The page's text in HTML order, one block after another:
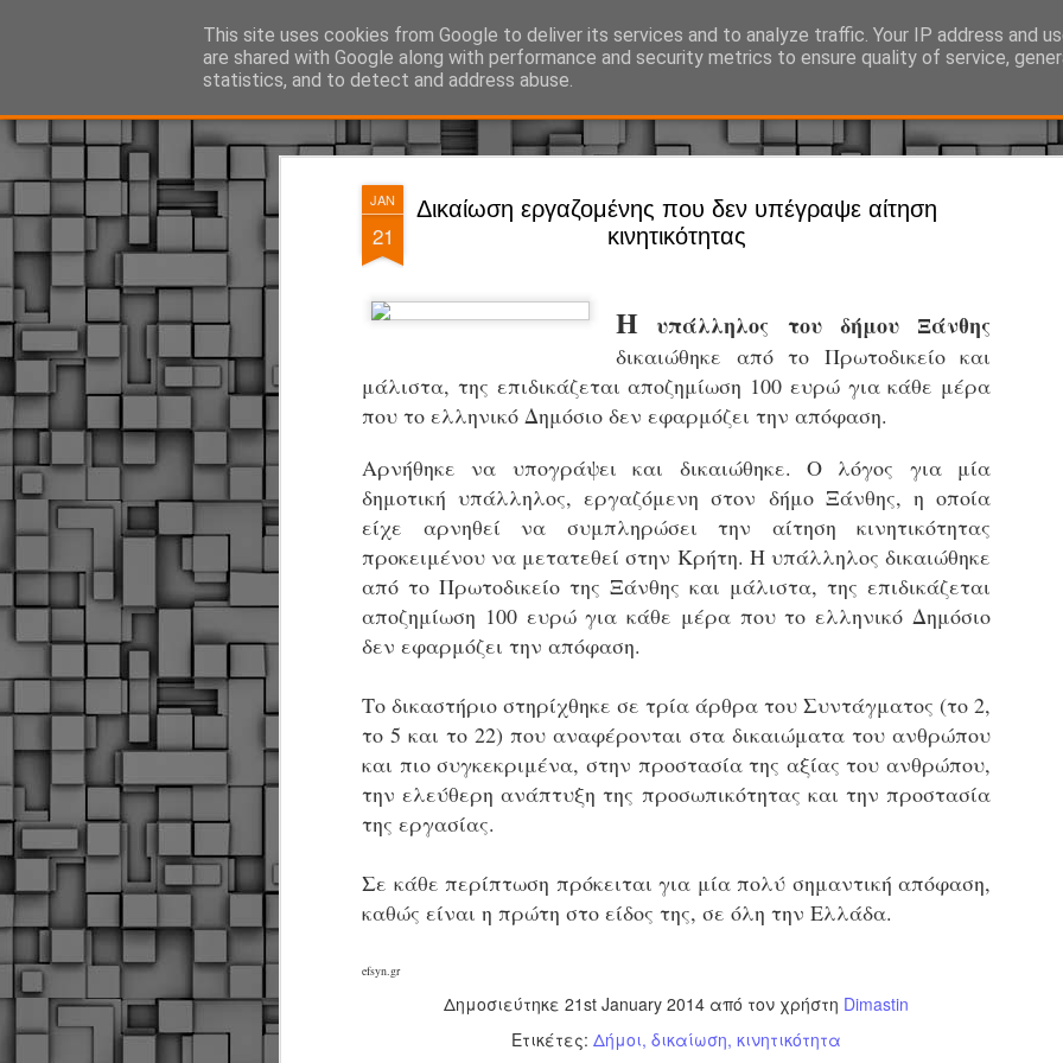
JAN
21
Δικαίωση εργαζομένης που δεν υπέγραψε αίτηση
κινητικότητας
Η υπάλληλος του δήμου Ξάνθης
δικαιώθηκε από το Πρωτοδικείο και
μάλιστα, της επιδικάζεται αποζημίωση 100 ευρώ για κάθε μέρα
που το ελληνικό Δημόσιο δεν εφαρμόζει την απόφαση.
Αρνήθηκε να υπογράψει και δικαιώθηκε. Ο λόγος για μία
δημοτική υπάλληλος, εργαζόμενη στον δήμο Ξάνθης, η οποία
είχε αρνηθεί να συμπληρώσει την αίτηση κινητικότητας
προκειμένου να μετατεθεί στην Κρήτη. Η υπάλληλος δικαιώθηκε
από το Πρωτοδικείο της Ξάνθης και μάλιστα, της επιδικάζεται
αποζημίωση 100 ευρώ για κάθε μέρα που το ελληνικό Δημόσιο
δεν εφαρμόζει την απόφαση.
Το δικαστήριο στηρίχθηκε σε τρία άρθρα του Συντάγματος (το 2,
το 5 και το 22) που αναφέρονται στα δικαιώματα του ανθρώπου
και πιο συγκεκριμένα, στην προστασία της αξίας του ανθρώπου,
την ελεύθερη ανάπτυξη της προσωπικότητας και την προστασία
της εργασίας.
Σε κάθε περίπτωση πρόκειται για μία πολύ σημαντική απόφαση,
καθώς είναι η πρώτη στο είδος της, σε όλη την Ελλάδα.
efsyn.gr
Δημοσιεύτηκε 21st January 2014 από τον χρήστη Dimastin
Ετικέτες: Δήμοι δικαίωση κινητικότητα
This site uses cookies from Google to deliver its services and to analyze traffic. Your IP address and
are shared with Google along with performance and security metrics to ensure quality of service,
statistics, and to detect and address abuse.
ΔΗΜΟΤΙΚΗ ΑΣΤΥΝΟΜΙΑ, τα νέα! Ό, τι συμβαίνει γύρω από τη Δημοτική Αστυνομία, την τοπική
JUL
Άργος -
Ξεκινά επίσημα η
Η Δημοτική Αστυνομία
καθώς από την 1η
επιχειρησιακή
παρουσία του Δήμου
χώρους.
Η νέα υπηρεσία θα
εκπαιδευμένους
ήδη ολοκληρώσει την
είναι έτοιμοι να
Στο πλαίσιο της
στελεχών της υπηρεσίας.
JUN JUN
Απολογισμός των
JUN